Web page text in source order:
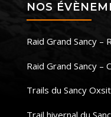
NOS
Raid Grand Sancy –
Raid Grand Sancy –
Trails du Sancy
Trail hivernal du